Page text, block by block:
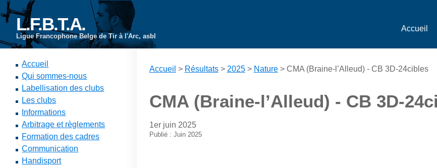
L.F.B.T.A.
Ligue Francophone Belge de Tir à l'Arc, asbl
Accueil
Accueil
Qui sommes-nous
Labellisation des clubs
Les clubs
Informations
Arbitrage et règlements
Formation des cadres
Communication
Handisport
Accueil > Résultats> 2025> Nature> CMA (Braine-l’Alleud) - CB 3D-24cibles
CMA (Braine-l’Alleud) - CB 3D-
1er juin 2025
Publié : Juin 2025